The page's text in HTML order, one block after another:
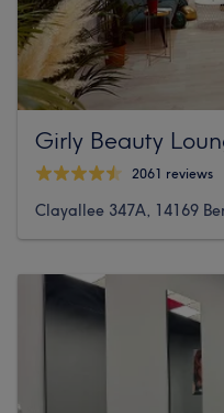
Girly Beauty
2061 reviews
Clayallee 347A, 14169